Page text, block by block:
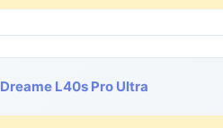
Dreame L40s Pro Ultra